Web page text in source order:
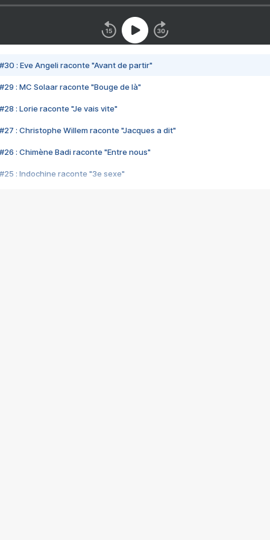
#30 : Eve Angeli raconte "Avant de partir"
#29 : MC Solaar raconte "Bouge de là"
#28 : Lorie raconte "Je vais vite"
#27 : Christophe Willem raconte "Jacques a dit"
#26 : Chimène Badi raconte "Entre nous"
#25 : Indochine raconte "3e sexe"